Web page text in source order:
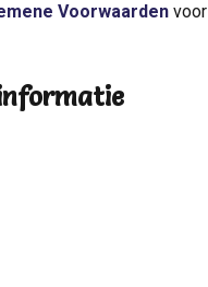
Voorwaarden